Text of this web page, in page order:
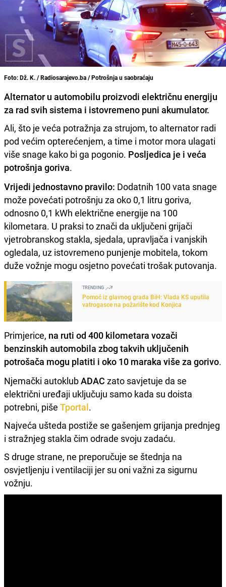
Foto: Dž. K. / Radiosarajevo.ba / Potrošnja u saobraćaju
Alternator u automobilu proizvodi električnu energiju
za rad svih sistema i istovremeno puni akumulator.
Ali, što je veća potražnja za strujom, to alternator radi
pod većim opterećenjem, a time i motor mora ulagati
više snage kako bi ga pogonio. Posljedica je i veća
potrošnja goriva.
Vrijedi jednostavno pravilo: Dodatnih 100 vata snage
može povećati potrošnju za oko 0,1 litru goriva,
odnosno 0,1 kWh električne energije na 100
kilometara. U praksi to znači da uključeni grijači
vjetrobranskog stakla, sjedala, upravljača i vanjskih
ogledala, uz istovremeno punjenje mobitela, tokom
duže vožnje mogu osjetno povećati trošak putovanja.
TRENDING
Pomoć iz glavnog grada BiH: Vlada KS uputila
vatrogasce na požarište kod Konjica
Primjerice, na ruti od 400 kilometara vozači
benzinskih automobila zbog takvih uključenih
potrošača mogu platiti i oko 10 maraka više za gorivo.
Njemački autoklubADAC zato savjetuje da se
električni uređaji uključuju samo kada su doista
potrebni, piše Tportal.
Najveća ušteda postiže se gašenjem grijanja prednjeg
i stražnjeg stakla čim odrade svoju zadaću.
S druge strane, ne preporučuje se štednja na
osvjetljenju i ventilaciji jer su oni važni za sigurnu
vožnju.